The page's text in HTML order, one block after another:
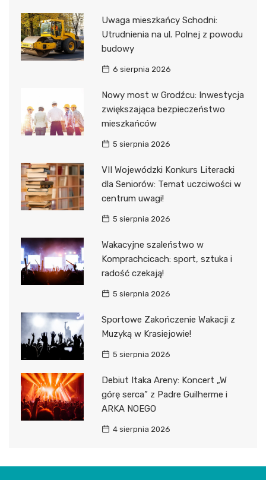
Uwaga mieszkańcy Schodni:
Utrudnienia na ul. Polnej z powodu
budowy
6 sierpnia 2026
Nowy most w Grodźcu: Inwestycja
zwiększająca bezpieczeństwo
mieszkańców
5 sierpnia 2026
VII Wojewódzki Konkurs Literacki
dla Seniorów: Temat uczciwości w
centrum uwagi!
5 sierpnia 2026
Wakacyjne szaleństwo w
Komprachcicach: sport, sztuka i
radość czekają!
5 sierpnia 2026
Sportowe Zakończenie Wakacji z
Muzyką w Krasiejowie!
5 sierpnia 2026
Debiut Itaka Areny: Koncert „W
górę serca” z Padre Guilherme i
ARKA NOEGO
4 sierpnia 2026